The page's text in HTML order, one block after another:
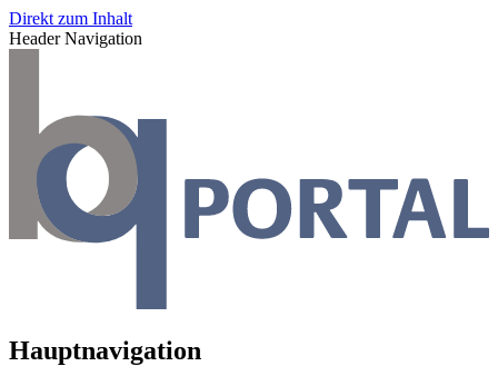
Direkt zum Inhalt
Header Navigation
Hauptnavigation